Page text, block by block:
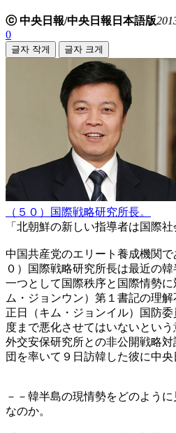
ⓒ 中央日報/中央日報日本語版
0
글자 작게 글자 크게
（５０）国際戦略研究所長。
「北朝鮮の新しい指導者は国際
中国共産党のエリート養成機関
０）国際戦略研究所長は最近の
一つとして国際秩序と国際情勢
ム・ジョンウン）第１書記の理
正日（キム・ジョンイル）国防
度まで悪化させてはいないとい
外交安保研究所との非公開戦略
団を率いて９日訪韓した彼に中央
－－韓半島の現情勢をどのよう
なのか。